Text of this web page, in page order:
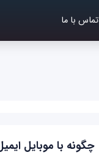
تماس با ما
چگونه با موبایل